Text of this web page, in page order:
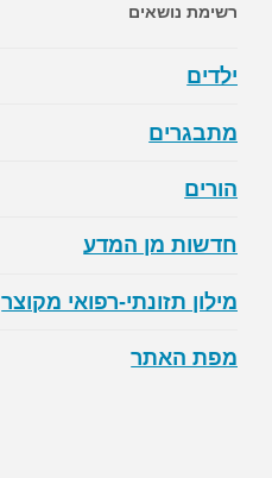
רשימת נושאים
ילדים
מתבגרים
הורים
חדשות מן המדע
מילון תזונתי-רפואי מקוצר
מפת האתר